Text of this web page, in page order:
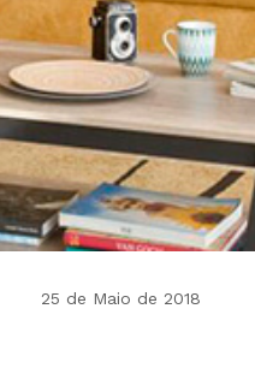
25 de Maio de 2018